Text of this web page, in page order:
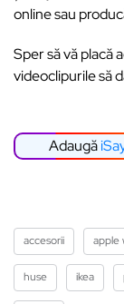
online sau
Sper să vă placă
videoclipurile să
Adaugă
accesorii apple
huse ikea